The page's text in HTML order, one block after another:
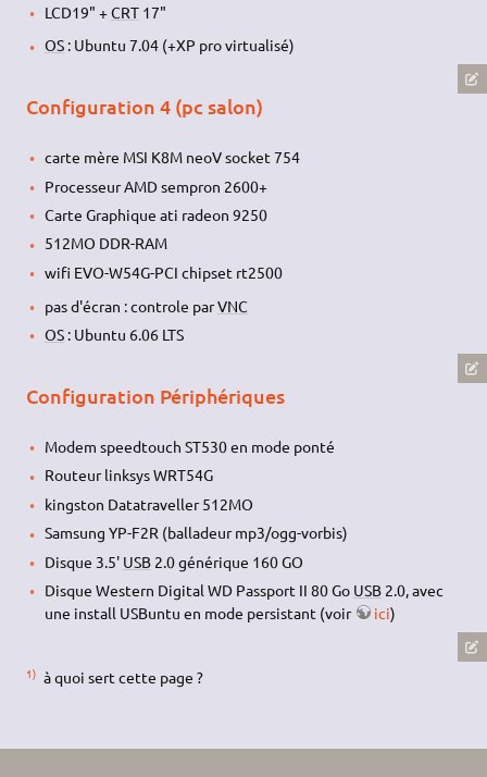
LCD19" +CRT17"
OS: Ubuntu 7.04 (+XP pro virtualisé)
Configuration 4 (pc salon)
carte mère MSI K8M neoV socket 754
Processeur AMD sempron 2600+
Carte Graphique ati radeon 9250
512MO DDR-RAM
wifi EVO-W54G-PCI chipset rt2500
pas d'écran : controle parVNC
OS: Ubuntu 6.06 LTS
Configuration Périphériques
Modem speedtouch ST530 en mode ponté
Routeur linksys WRT54G
kingston Datatraveller 512MO
Samsung YP-F2R (balladeur mp3/ogg-vorbis)
Disque 3.5' USB2.0 générique 160 GO
Disque Western Digital WD Passport II 80 Go USB2.0, avec
une install USBuntu en mode persistant (voir
ici)
1) à quoi sert cette page ?